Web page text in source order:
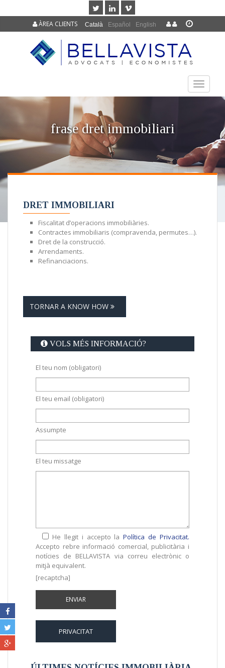
Català Español English
ÀREA CLIENTS
TOGGLE
frase dret immobiliari
DRET IMMOBILIARI
Fiscalitat d’operacions immobiliàries.
Contractes immobiliaris (compravenda, permutes…).
Dret de la construcció.
Arrendaments.
Refinanciacions.
TORNAR A KNOW HOW
VOLS MÉS INFORMACIÓ?
El teu nom (obligatori)
El teu email (obligatori)
Assumpte
El teu missatge
He llegit i accepto laPolítica de Privacitat.
Accepto rebre informació comercial, publicitària i
notícies de BELLAVISTA via correu electrònic o
mitjà equivalent.
[recaptcha]
PRIVACITAT